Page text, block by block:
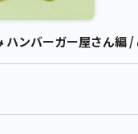
ンバーガー屋さん編